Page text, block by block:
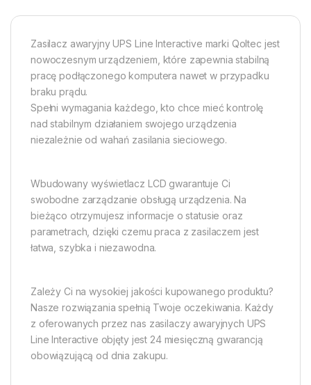
Zasilacz awaryjny UPS Line Interactive marki Qoltec jest
nowoczesnym urządzeniem, które zapewnia stabilną
pracę podłączonego komputera nawet w przypadku
braku prądu.
Spełni wymagania każdego, kto chce mieć kontrolę
nad stabilnym działaniem swojego urządzenia
niezależnie od wahań zasilania sieciowego.
Wbudowany wyświetlacz LCD gwarantuje Ci
swobodne zarządzanie obsługą urządzenia. Na
bieżąco otrzymujesz informacje o statusie oraz
parametrach, dzięki czemu praca z zasilaczem jest
łatwa, szybka i niezawodna.
Zależy Ci na wysokiej jakości kupowanego produktu?
Nasze rozwiązania spełnią Twoje oczekiwania. Każdy
z oferowanych przez nas zasilaczy awaryjnych UPS
Line Interactive objęty jest 24 miesięczną gwarancją
obowiązującą od dnia zakupu.